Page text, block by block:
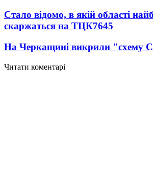
Стало відомо, в якій області
скаржаться на ТЦК7645
На Черкащині викрили "схему
Читати коментарі